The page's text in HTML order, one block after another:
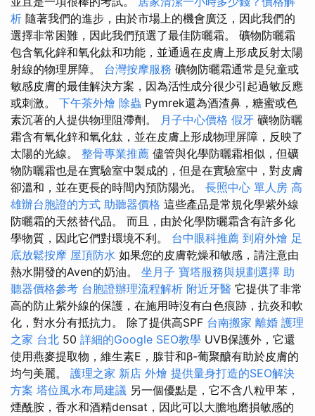
析 隨著我們的進步，由於市場上的機會廣泛，因此我們的
選擇非常困難，因此我們預選了最佳防曬霜。 礦物防曬霜
包含氧化鋅和氧化鈦和功能，並通過在皮膚上形成反射太陽
射線的物理屏障。 台灣按摩服務 礦物防曬霜通常是兒童或
敏感皮膚的最佳解決方案，因為活性成分很少引起過敏反應
或刺激。 下午茶外燴 除蟲 Pymrek還為酒渣鼻，糖蜜或色
素沉著的人提供物理阻滯劑。 月子中心價格 假牙 礦物防曬
霜含有氧化鋅和氧化鈦，並在皮膚上形成物理屏障，反映了
太陽的光線。 整骨專業推薦 儘管與化學防曬霜相似，但礦
物防曬霜也是在實驗室中製成的，但是在實驗室中，對皮膚
卻溫和，並在更長的時間內預防陽光。 長照中心 單人房 高
雄辦台胞證的方式 助聽器價格 這些產品是常規化學紫外線
防曬霜的天然替代品。 而且，由於化學防曬霜含有許多化
學物質，因此它們對環境不利。 台中眼科推薦 到府外燴 足
底放鬆按摩 屋頂防水 如果您的皮膚乾燥和敏感，請注意由
熱水開發的Aven的奶油。 坐月子 寶塔服務與規劃選擇 助
聽器價格參考 台胞證辦理流程解析 附近牙醫 它提供了非常
高的防止紫外線的保護，在施用時沒有白色痕跡，抗炎和軟
化，對水分有抵抗力。 除了提供高SPF 台南搬家 離婚 護理
之家 台北 50 詳細的Google SEO教學 UVB保護外，它還
使用燕麥提取物，維生素E，腺苷和β-葡聚醣有助於皮膚的
均勻美麗。 護理之家 新店 外燴 提供量身打造的SEO解決
方案 塔位風水布局建議 另一個優點是，它不含八粒甲苯，
煙酰胺，香水和酒精densat，因此可以大膽地磨損敏感的